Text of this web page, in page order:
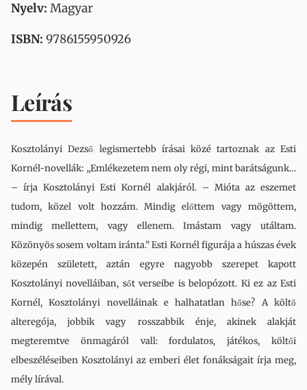
Nyelv: Magyar
ISBN: 9786155950926
Leírás
Kosztolányi Dezső legismertebb írásai közé tartoznak az Esti
Kornél-novellák: „Emlékezetem nem oly régi, mint barátságunk…
– írja Kosztolányi Esti Kornél alakjáról. – Mióta az eszemet
tudom, közel volt hozzám. Mindig előttem vagy mögöttem,
mindig mellettem, vagy ellenem. Imástam vagy utáltam.
Közönyös sosem voltam iránta.” Esti Kornél figurája a húszas évek
közepén született, aztán egyre nagyobb szerepet kapott
Kosztolányi novelláiban, sőt verseibe is belopózott. Ki ez az Esti
Kornél, Kosztolányi novelláinak e halhatatlan hőse? A költő
alteregója, jobbik vagy rosszabbik énje, akinek alakját
megteremtve önmagáról vall: fordulatos, játékos, költői
elbeszéléseiben Kosztolányi az emberi élet fonákságait írja meg,
mély lírával.